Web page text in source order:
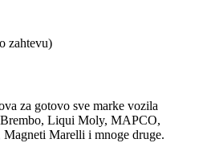
zahtevu)
za gotovo sve marke vozila
Liqui Moly, MAPCO,
Marelli i mnoge druge.